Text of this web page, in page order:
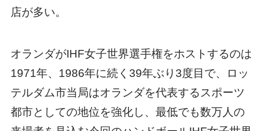
店が多い。
オランダがIHF女子世界選手権をホストするのは
1971年、1986年に続く39年ぶり3度目で、ロッ
テルダム市当局はオランダを代表するスポーツ
都市としての地位を強化し、最低でも数万人の